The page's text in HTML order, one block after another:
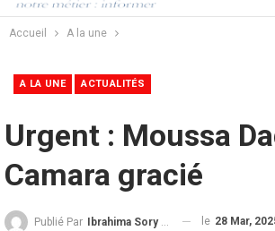
Accueil A la une
A LA UNE ACTUALITÉS
Urgent : Moussa
Camara gracié
Publié Par Ibrahima Sory Diallo le 28 Mar,